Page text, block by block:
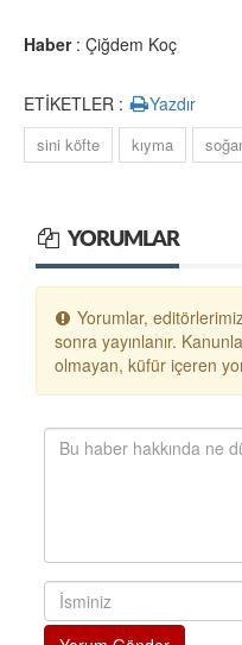
Haber: Çiğdem Koç
ETİKETLER : Yazdır
sini köfte kıyma
YORUMLAR
Yorumlar,
sonra yayınlanır.
olmayan, küfür içeren